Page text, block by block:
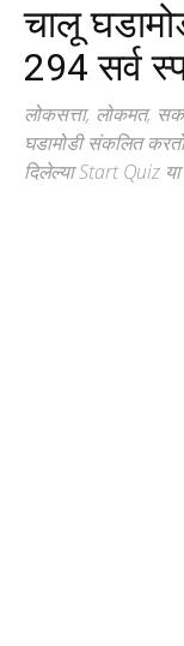
चालू
294 सर्व
लोकसत्ता, लोकमत,
घडामोडी संकलित
दिलेल्या Start Quiz